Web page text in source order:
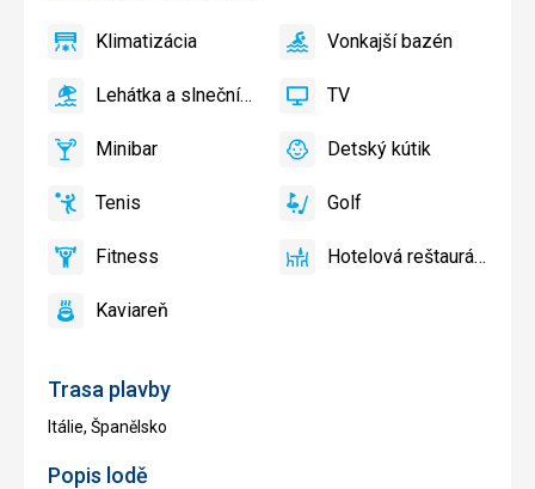
Trasa plavby
Itálie, Španělsko
Popis lodě
Klimatizácia
Klimatizácia
áno
VonkajšíVonkajší bazén
áno
Lehátka
slnečníky
bazéne
Lehátka a slnečníky pri bazéne zadarmo
áno TV TV
áno
Minibar,Minibar
áno
Detský
Detský
Detský kútik
áno
Tenis,Tenis
áno Golf Golf
áno
FitnessFitness
áno
HotelováHotelová reštaurácia
áno
KaviareňKaviareň
áno